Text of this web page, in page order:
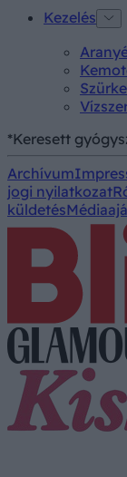
Kezelés
*Keresett
Archívum
jogi nyilatkozat
küldetés